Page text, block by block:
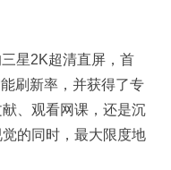
星2K超清直屏，首
刷新率，并获得了专
、观看网课，还是沉
的同时，最大限度地